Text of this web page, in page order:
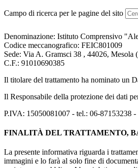
Campo di ricerca per le pagine del sito
Denominazione: Istituto Comprensivo
Codice meccanografico: FEIC801009
Sede: Via A. Gramsci 38 , 44026, Mesola
C.F.: 91010690385
Il titolare del trattamento ha nominato un
Il Responsabile della protezione dei dati
P.IVA: 15050081007 - tel.: 06-87153238
FINALITÀ DEL TRATTAMENTO,
La presente informativa riguarda i
immagini e lo farà al solo fine di